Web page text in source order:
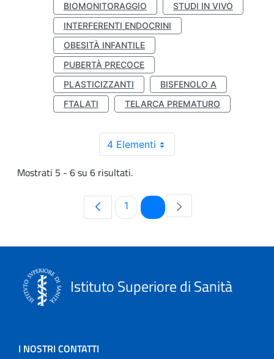
BIOMONITORAGGIO
STUDI IN VIVO
INTERFERENTI ENDOCRINI
OBESITÀ INFANTILE
PUBERTÀ PRECOCE
PLASTICIZZANTI
BISFENOLO A
FTALATI
TELARCA PREMATURO
4 Elementi
Mostrati 5 - 6 su 6 risultati.
Pagina
1 Pagina
Istituto Superiore di Sanità
I NOSTRI CONTATTI